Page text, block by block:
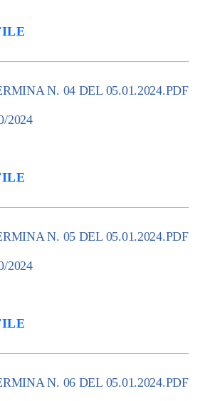
N. 04 DEL 05.01.2024.PDF
2024
N. 05 DEL 05.01.2024.PDF
2024
N. 06 DEL 05.01.2024.PDF